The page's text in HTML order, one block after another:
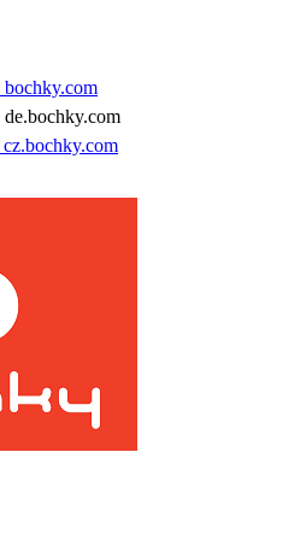
bochky.com
de.bochky.com
cz.bochky.com